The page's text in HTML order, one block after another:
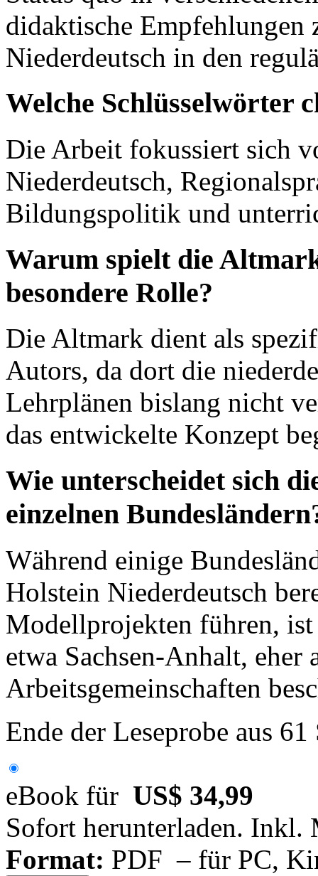
didaktische
Niederdeutsch in den
Welche Schlüsselwörter
Die Arbeit fokussiert sich
Niederdeutsch,
Bildungspolitik und
Warum spielt die
besondere Rolle?
Die Altmark dient als
Autors, da dort die
Lehrplänen bislang nicht
das entwickelte Konzept
Wie unterscheidet sich
einzelnen
Während einige
Holstein Niederdeutsch
Modellprojekten führen,
etwa Sachsen-Anhalt,
Arbeitsgemeinschaften
Ende der Leseprobe aus
eBook für US$ 34,99
Sofort herunterladen. Inkl.
Format: PDF – für PC,